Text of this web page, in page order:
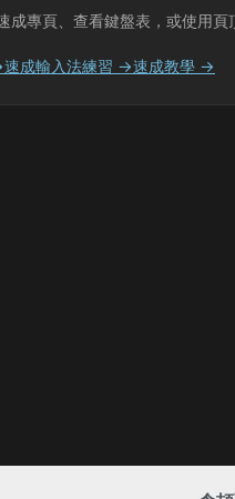
專頁、查看鍵盤表，或使用頁
速成輸入法練習 →速成教學 →